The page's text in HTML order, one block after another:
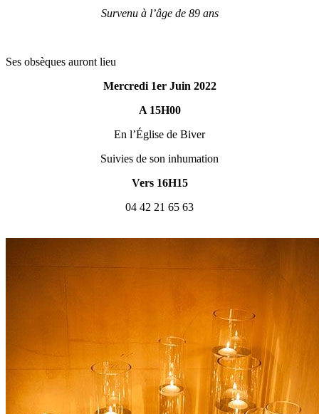
Survenu à l’âge de 89 ans
Ses obsèques auront lieu
Mercredi 1er Juin 2022
A 15H00
En l’Église de Biver
Suivies de son inhumation
Vers 16H15
04 42 21 65 63